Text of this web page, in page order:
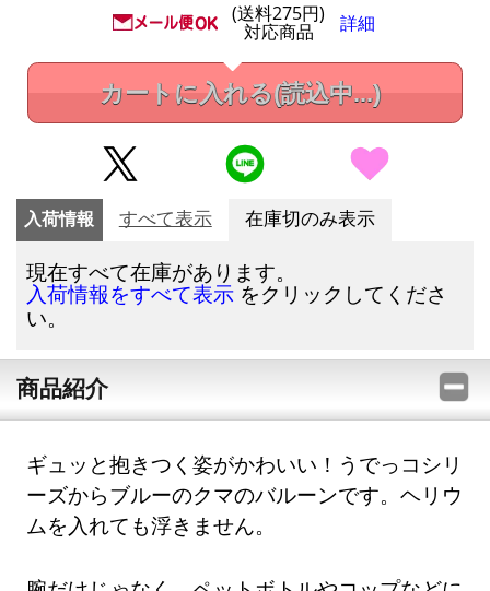
(送料275円)
対応商品 詳細
カートに入れる(読込中...)
入荷情報 すべて表示 在庫切のみ表示
現在すべて在庫があります。
入荷情報をすべて表示 をクリックしてくださ
い。
商品紹介
ギュッと抱きつく姿がかわいい！うでっコシリ
ーズからブルーのクマのバルーンです。ヘリウ
ムを入れても浮きません。